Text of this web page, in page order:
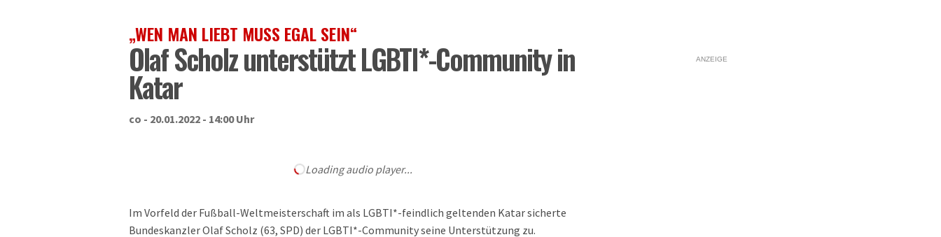
„WEN MAN LIEBT MUSS EGAL SEIN“
Olaf Scholz unterstützt LGBTI*-Community in
Katar
co - 20.01.2022 - 14:00 Uhr
Loading audio player...
Im Vorfeld der Fußball-Weltmeisterschaft im als LGBTI*-feindlich geltenden Katar sicherte
Bundeskanzler Olaf Scholz (63, SPD) der LGBTI*-Community seine Unterstützung zu.
ANZEIGE